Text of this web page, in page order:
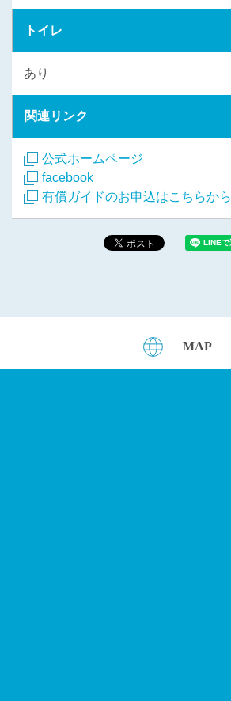
トイレ
あり
関連リンク
公式ホームページ
facebook
有償ガイドのお申込はこちらから
MAP